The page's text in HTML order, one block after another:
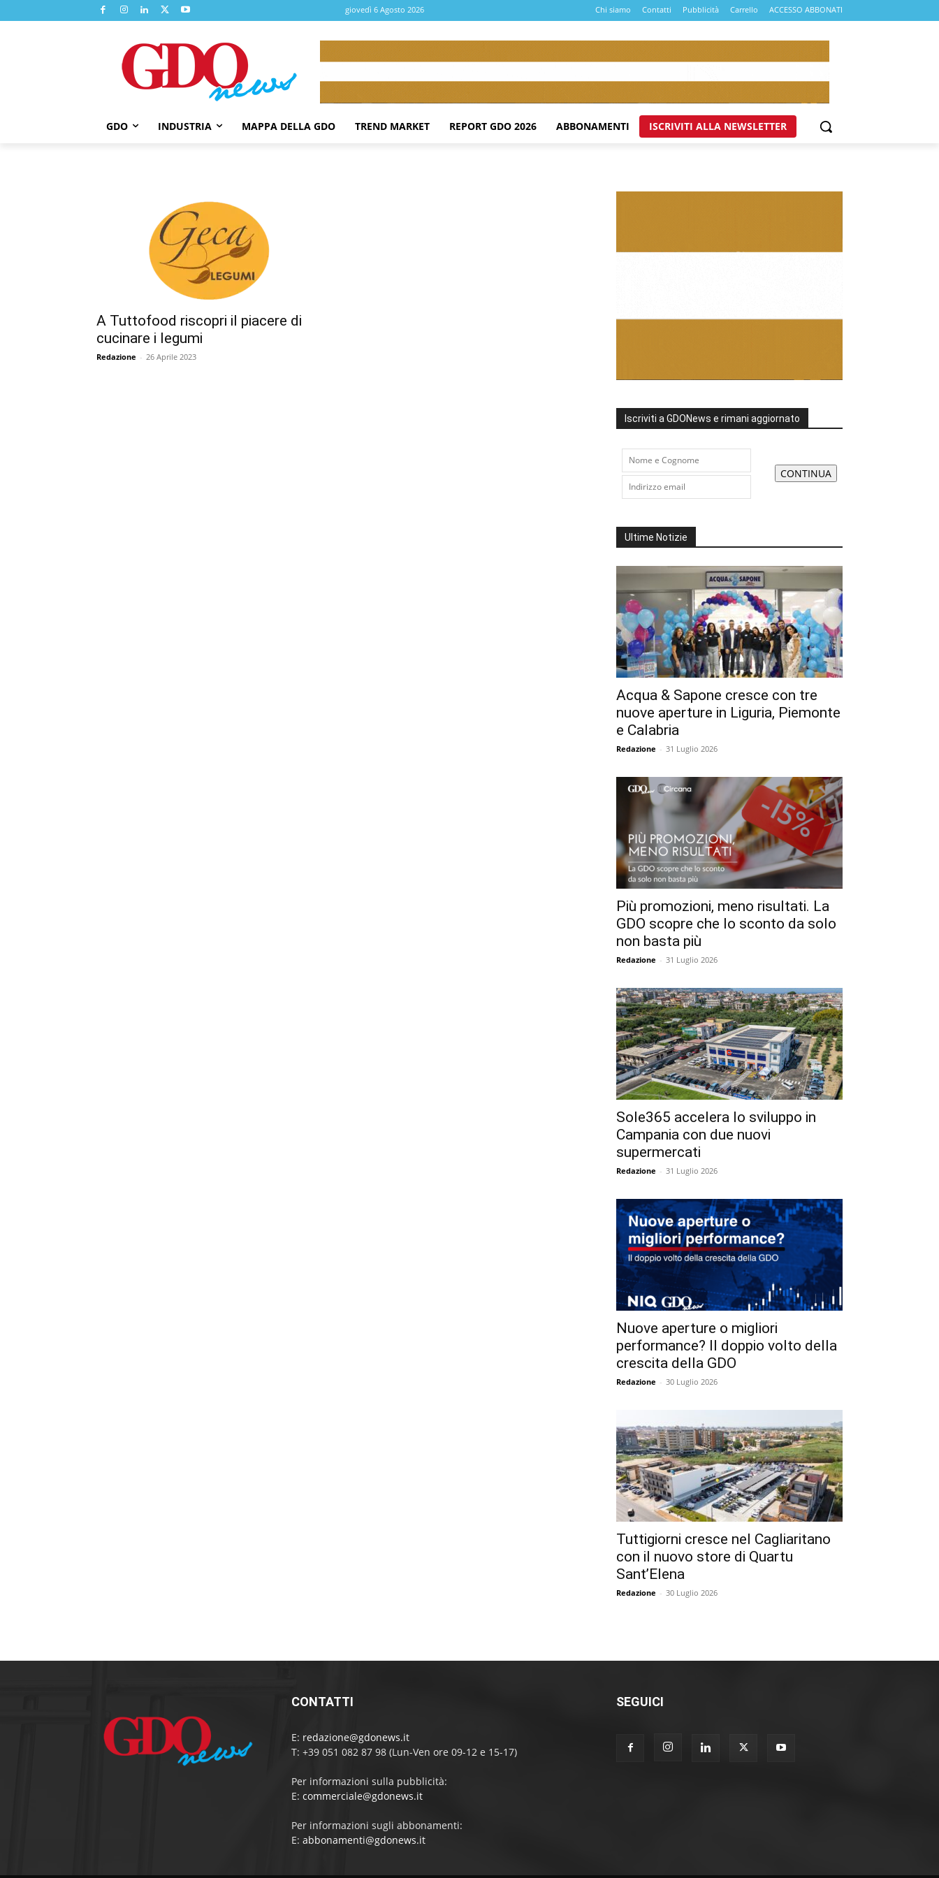
giovedì 6 Agosto 2026 Chi siamo Contatti Pubblicità Carrello ACCESSO ABBONATI
GDO INDUSTRIA MAPPA DELLA GDO TREND MARKET REPORT GDO 2026 ABBONAMENTI ISCRIVITI ALLA NEWSLETTER
A Tuttofood riscopri il piacere di
cucinare i legumi
Redazione - 26 Aprile 2023
Iscriviti a GDONews e rimani aggiornato
Ultime Notizie
Acqua & Sapone cresce con tre
nuove aperture in Liguria, Piemonte
e Calabria
Redazione - 31 Luglio 2026
Più promozioni, meno risultati. La
GDO scopre che lo sconto da solo
non basta più
Redazione - 31 Luglio 2026
Sole365 accelera lo sviluppo in
Campania con due nuovi
supermercati
Redazione - 31 Luglio 2026
Nuove aperture o migliori
performance? Il doppio volto della
crescita della GDO
Redazione - 30 Luglio 2026
Tuttigiorni cresce nel Cagliaritano
con il nuovo store di Quartu
Sant’Elena
Redazione - 30 Luglio 2026
CONTATTI
E: redazione@gdonews.it
T: +39 051 082 87 98 (Lun-Ven ore 09-12 e 15-17)
Per informazioni sulla pubblicità:
E: commerciale@gdonews.it
Per informazioni sugli abbonamenti:
E: abbonamenti@gdonews.it
SEGUICI